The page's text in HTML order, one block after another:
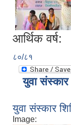
आर्थिक वर्ष:
८०/८१
युवा संस्कार
युवा संस्कार
Image: